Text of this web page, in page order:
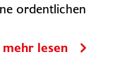
ordentlichen
mehr lesen